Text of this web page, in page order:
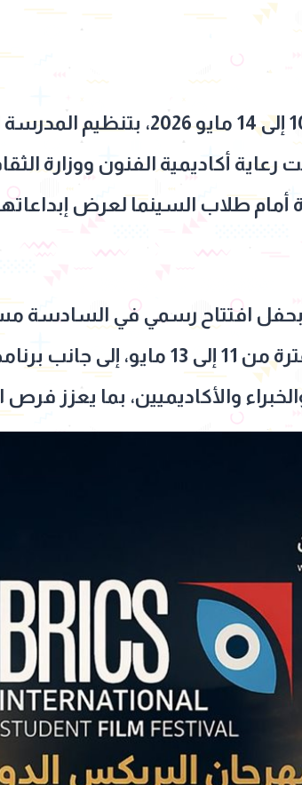
ويُقام المهرجان خلال الفترة من 10
رعاية أكاديمية الفنون ووزارة
أمام طلاب السينما لعرض
عروض الأفلام المشاركة خلال الفترة
والأكاديميين، بما يعزز فرص